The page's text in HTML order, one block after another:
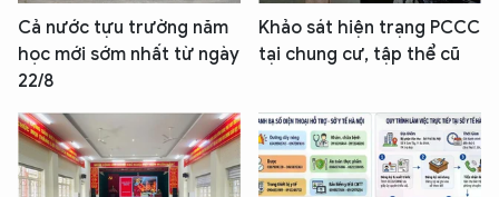
Cả nước tựu trường năm
học mới sớm nhất từ ngày
22/8
Khảo sát hiện trạng PCCC
tại chung cư, tập thể cũ